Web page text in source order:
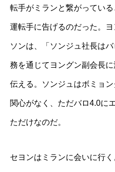
転手がミランと繋がってい
運転手に告げるのだった。
ソンは、「ソンジュ社長は
務を通じてヨングン副会長
伝える。ソンジュはボミョ
関心がなく、ただバロ4.0に
ただけなのだ。
セヨンはミランに会いに行